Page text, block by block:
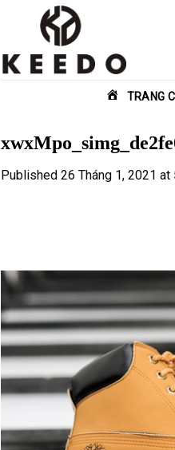
TRANG
Published 26 Tháng 1, 2021 at